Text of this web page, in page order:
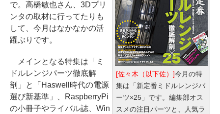
[佐々木（以下佐）]今月の特
集は「新定番ミドルレンジパ
ーツ×25」です。編集部オス
スメの注目パーツと、人気ラ
で。高橋敏也さん、3Dプリ
ンタの取材に行ってたりも
して、今月はなかなかの活
躍ぶりです。
メインとなる特集は「ミ
ドルレンジパーツ徹底解
剖」と「Haswell時代の電源
選び新基準」、RaspberryPi
の小冊子やライバル誌、Win